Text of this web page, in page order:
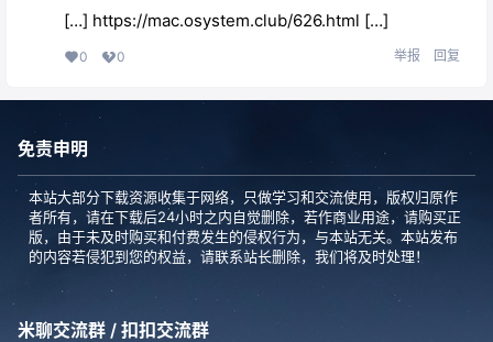
[…] https://mac.osystem.club/626.html […]
0 0 举报 回复
免责申明
本站大部分下载资源收集于网络，只做学习和交流使用，版权归原作
者所有，请在下载后24小时之内自觉删除，若作商业用途，请购买正
版，由于未及时购买和付费发生的侵权行为，与本站无关。本站发布
的内容若侵犯到您的权益，请联系站长删除，我们将及时处理！
米聊交流群 / 扣扣交流群